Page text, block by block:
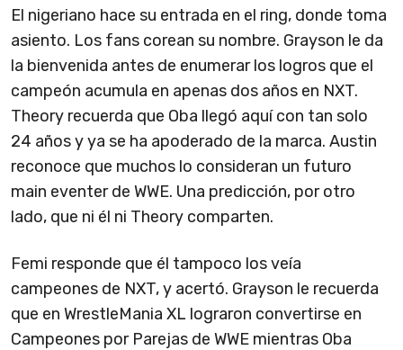
El nigeriano hace su entrada en el ring, donde toma
asiento. Los fans corean su nombre. Grayson le da
la bienvenida antes de enumerar los logros que el
campeón acumula en apenas dos años en NXT.
Theory recuerda que Oba llegó aquí con tan solo
24 años y ya se ha apoderado de la marca. Austin
reconoce que muchos lo consideran un futuro
main eventer de WWE. Una predicción, por otro
lado, que ni él ni Theory comparten.
Femi responde que él tampoco los veía
campeones de NXT, y acertó. Grayson le recuerda
que en WrestleMania XL lograron convertirse en
Campeones por Parejas de WWE mientras Oba